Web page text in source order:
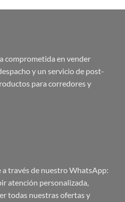
comprometida en vender
y un servicio de post-
para corredores y
través de nuestro WhatsApp:
atención personalizada,
todas nuestras ofertas y